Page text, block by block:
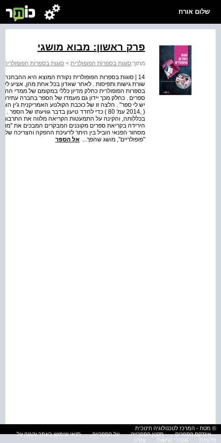
שלום אורח
פרק ראשון: מבוא מושגי
מתוך:סוגות בספרות הפופולרית > סוגות בספרות הפופולרית
14 | סוגות בספרות הפופולרית נקודת המוצא היא ההבחנה
שורת גישות ותפיסות . לאחר שאדון בכל אחת מהן, אציע
בספרות הפופולרית כחלק מדיון כללי במקומם של ממדי
ספרים . כחלק מכך יידון גם מעמדו של הספר בחברה עתירת
יש לי ספר" . הלצה זו של כוכבת הקולנוע האמריקנית ג'ין
( ,2014 עמ' 80 ) כדי לחדד טיעון בדבר גוויעתו
בכללותה, והקינה על התמעטות הקריאה מלווה את התרבות
הירידה בקריאת ספרים מקוננים המבקרים המבכים את
מסחור הפנאי הוביל בין היתר לדעיכת ההפקה והצריכה של
"פופולריים", מושג שהפך... אל הספר
© מטח - המרכז לטכנולוגיה חינוכית
אינדקס הספרים
תקנון הספרייה על הספרייה
תנאי שימוש באתר והגנה על
פרטיות
הסדרי נגישות עזרה